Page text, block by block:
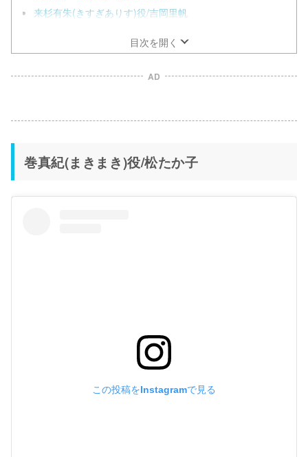
来杉有朱(きすぎありす)役/吉岡里帆
目次を開く
AD
巻真紀(まきまき)役/松たか子
この投稿をInstagramで見る